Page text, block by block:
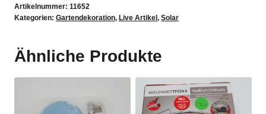
Artikelnummer: 11652
Kategorien: Gartendekoration, Live Artikel , Solar
Ähnliche Produkte